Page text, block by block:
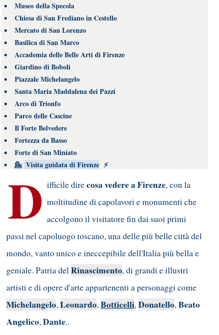
Museo della Specola
Chiesa di San Frediano in Cestello
Mercato di San Lorenzo
Basilica di San Marco
Accademia delle Belle Arti di Firenze
Giardino di Boboli
Piazzale Michelangelo
Santa Maria Maddalena dei Pazzi
Arco di Trionfo
Parco delle Cascine
Il Forte Belvedere
Fortezza da Basso
Forte di San Miniato
💁 Visita guidata di Firenze ⚡
D ifficile direcosa vedere a Firenze, con la
moltitudine di capolavori e monumenti che
accolgono il visitatore fin dai suoi primi
passi nel capoluogo toscano, una delle più belle città del
mondo, vanto unico e ineccepibile dell'Italia più bella e
geniale. Patria delRinascimento, di grandi e illustri
artisti e di opere d'arte appartenenti a personaggi come
Michelangelo,Leonardo,Botticelli,Donatello,Beato
Angelico,Dante..